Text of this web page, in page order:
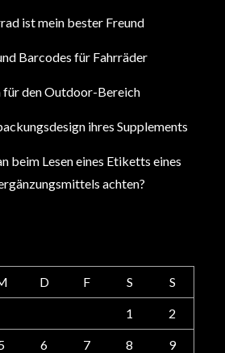
ist mein bester Freund
Barcodes für Fahrräder
den Outdoor-Bereich
ihres Supplements
beim Lesen eines Etiketts eines
achten?
D F S S
1 2
6 7 8 9